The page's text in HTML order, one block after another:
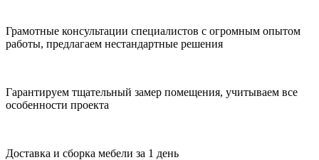
Грамотные консультации специалистов с огромным опытом
работы, предлагаем нестандартные решения
Гарантируем тщательный замер помещения, учитываем все
особенности проекта
Доставка и сборка мебели за 1 день